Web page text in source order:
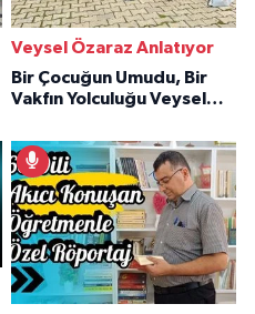
Veysel Özaraz Anlatıyor
Bir Çocuğun Umudu, Bir
Vakfın Yolculuğu Veysel